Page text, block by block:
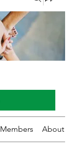
Members About